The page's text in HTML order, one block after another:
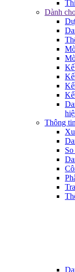
Dành
Thông